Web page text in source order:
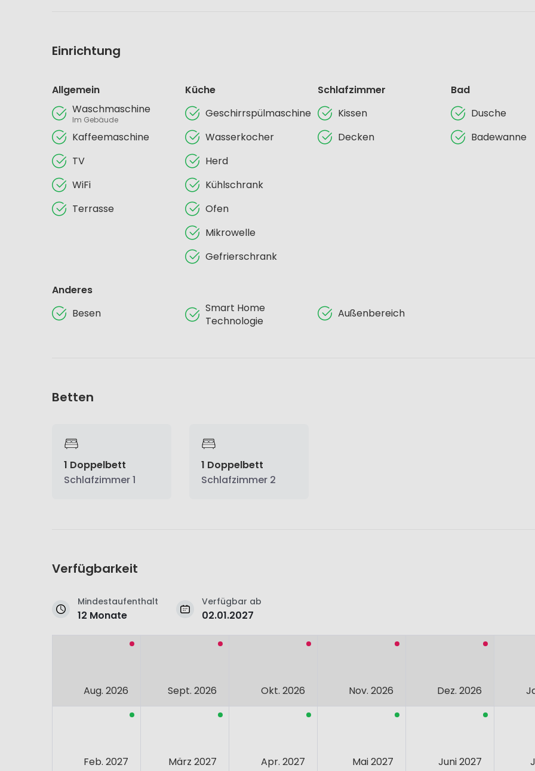
Einrichtung
Allgemein
Waschmaschine
Im Gebäude
Kaffeemaschine
TV
WiFi
Terrasse
Küche
Geschirrspülmaschine
Wasserkocher
Herd
Kühlschrank
Ofen
Mikrowelle
Gefrierschrank
Schlafzimmer
Kissen
Decken
Bad
Dusche
Badewanne
Anderes
Besen
Smart Home
Technologie
Außenbereich
Betten
1 Doppelbett
Schlafzimmer 1
1 Doppelbett
Schlafzimmer 2
Verfügbarkeit
Mindestaufenthalt
12 Monate
Verfügbar ab
02.01.2027
Aug. 2026 Sept. 2026 Okt. 2026 Nov. 2026 Dez. 2026
Feb. 2027 März 2027 Apr. 2027 Mai 2027 Juni 2027